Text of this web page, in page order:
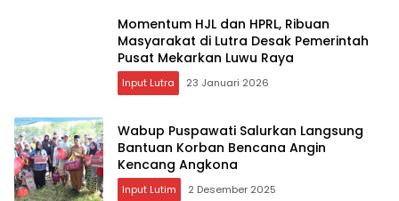
Momentum HJL dan HPRL, Ribuan
Masyarakat di Lutra Desak Pemerintah
Pusat Mekarkan Luwu Raya
Input Lutra 23 Januari 2026
Wabup Puspawati Salurkan Langsung
Bantuan Korban Bencana Angin
Kencang Angkona ‎
Input Lutim 2 Desember 2025